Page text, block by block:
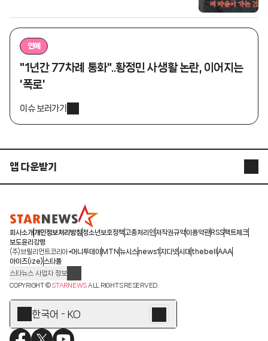
연예
"1년간 77차례 통화"..황정민 사생활 논란, 이어지는
'폭로'
이슈 보러가기
앱 다운받기
STARPOLL
회사소개 개인정보처리방침청소년보호정책 고충처리인저작권규약이용약관 RSS팩트체크
보도윤리강령
(주)브릴리언트코리아 머니투데이 MTN 뉴시스news1 지디넷시대 thebell AAA
아이즈(ize) 스타폴
스타뉴스 사업자 정보
주소: 서울시 종로구 청계천로 11(서린동, 청계한국빌딩)
청소년 보호책임자: 문완식
등록번호:서울 아01055
등록일:2009.12.10
제호:스타뉴스
COPYRIGHT ©STARNEWSALL RIGHTS RESERVED.
한국어 - KO